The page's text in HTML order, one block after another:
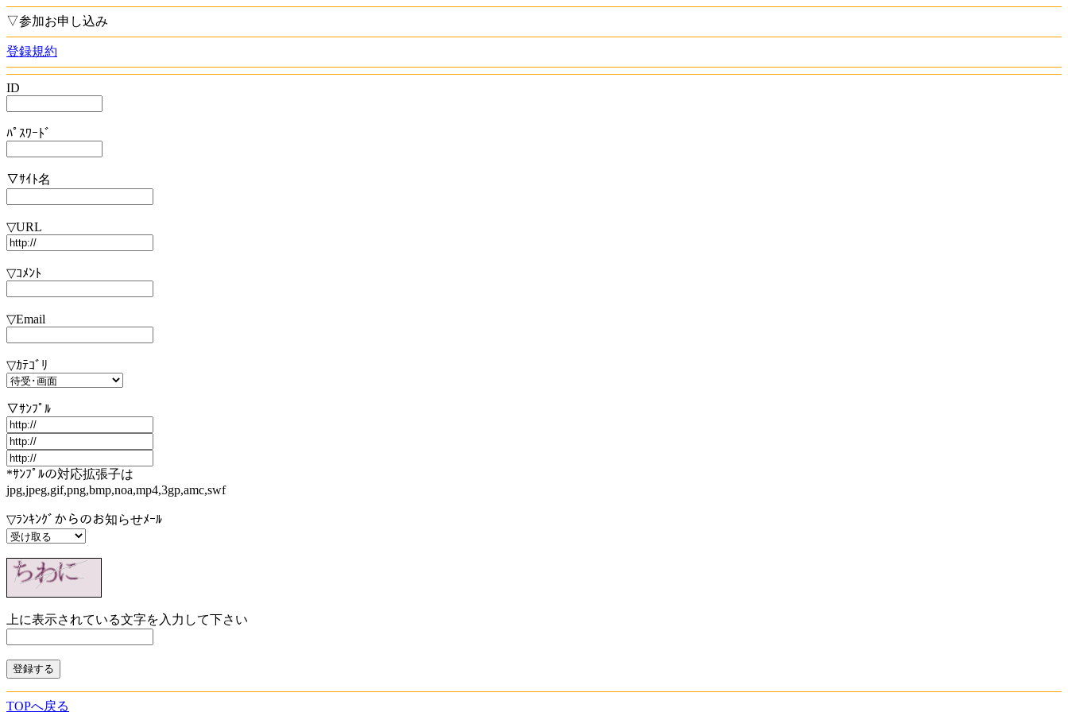
▽参加お申し込み
登録規約
ID
ﾊﾟｽﾜｰﾄﾞ
▽ｻｲﾄ名
▽URL
▽ｺﾒﾝﾄ
▽Email
▽ｶﾃｺﾞﾘ
▽ｻﾝﾌﾟﾙ
*ｻﾝﾌﾟﾙの対応拡張子は
jpg,jpeg,gif,png,bmp,noa,mp4,3gp,amc,swf
▽ﾗﾝｷﾝｸﾞからのお知らせﾒｰﾙ
上に表示されている文字を入力して下さい
TOPへ戻る